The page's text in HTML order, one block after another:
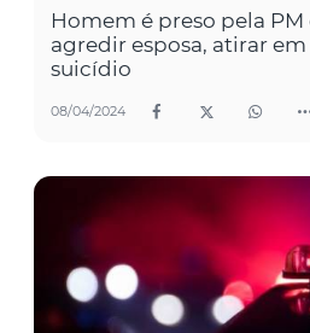
Homem é preso pela PM
agredir esposa, atirar
suicídio
08/04/2024